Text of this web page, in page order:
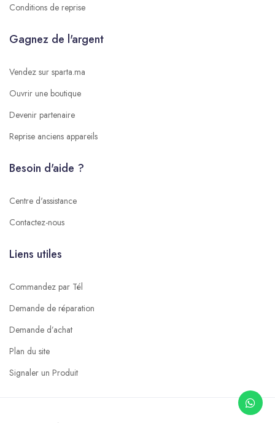
Conditions de reprise
Gagnez de l'argent
Vendez sur sparta.ma
Ouvrir une boutique
Devenir partenaire
Reprise anciens appareils
Besoin d'aide ?
Centre d'assistance
Contactez-nous
Liens utiles
Commandez par Tél
Demande de réparation
Demande d’achat
Plan du site
Signaler un Produit